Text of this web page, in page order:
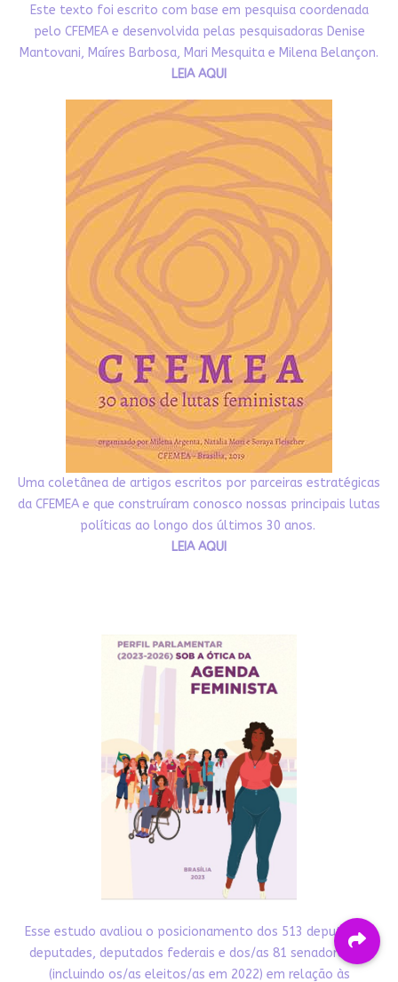
Este texto foi escrito com base em pesquisa coordenada
pelo CFEMEA e desenvolvida pelas pesquisadoras Denise
Mantovani, Maíres Barbosa, Mari Mesquita e Milena Belançon.
LEIA AQUI
Uma coletânea de artigos escritos por parceiras estratégicas
da CFEMEA e que construíram conosco nossas principais lutas
políticas ao longo dos últimos 30 anos.
LEIA AQUI
Esse estudo avaliou o posicionamento dos 513 deputadas,
deputades, deputados federais e dos/as 81 senadores/as
(incluindo os/as eleitos/as em 2022) em relação às